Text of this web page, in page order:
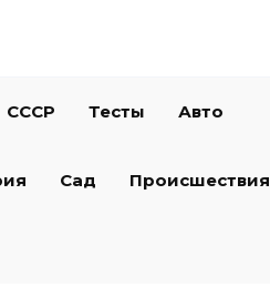
СССР Тесты Авто
Сад Происшествия